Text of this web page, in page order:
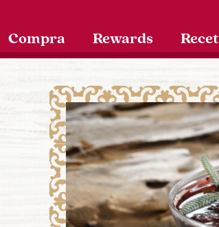
Compra Rewards